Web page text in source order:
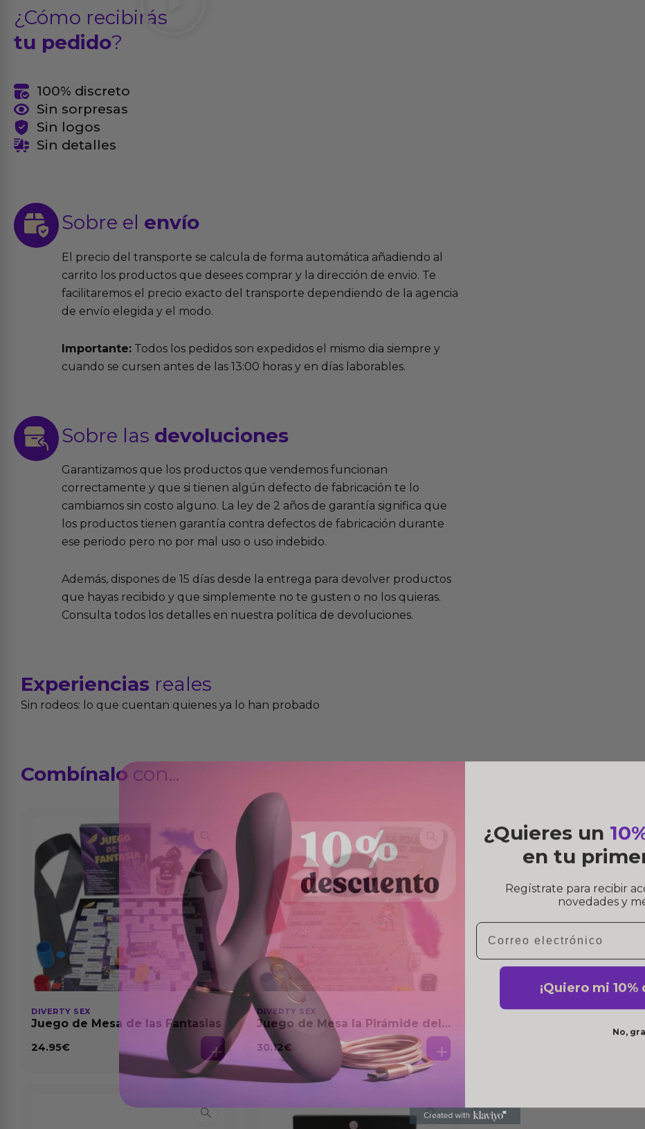
¿Cómo recibirás
tu pedido?
100% discreto
Sin sorpresas
Sin logos
Sin detalles
Sobre el envío
El precio del transporte se calcula de forma automática añadiendo al
carrito los productos que desees comprar y la dirección de envio. Te
facilitaremos el precio exacto del transporte dependiendo de la agencia
de envío elegida y el modo.
Importante: Todos los pedidos son expedidos el mismo dia siempre y
cuando se cursen antes de las 13:00 horas y en días laborables.
Sobre las devoluciones
Garantizamos que los productos que vendemos funcionan
correctamente y que si tienen algún defecto de fabricación te lo
cambiamos sin costo alguno. La ley de 2 años de garantía significa que
los productos tienen garantía contra defectos de fabricación durante
ese periodo pero no por mal uso o uso indebido.
Además, dispones de 15 días desde la entrega para devolver productos
que hayas recibido y que simplemente no te gusten o no los quieras.
Consulta todos los detalles en nuestra política de devoluciones.
Experiencias reales
Sin rodeos: lo que cuentan quienes ya lo han probado
Combínalo con...
DIVERTY SEX
Juego de Mesa de las Fantasias
24.95€
DIVERTY SEX
Juego de Mesa la Pirámide del
Amor
30.12€
¿Quieres un
en tu
novedades y